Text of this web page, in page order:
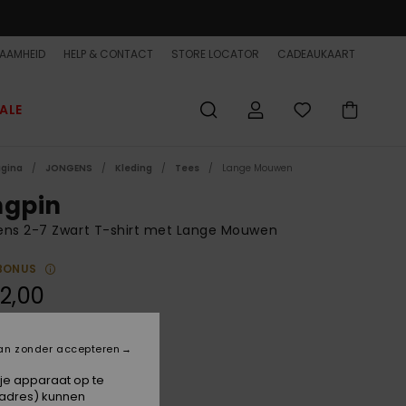
HELP & CONTACT STORE LOCATOR CADEAUKAART
JONGENS Kleding Tees Lange Mouwen
2-7 Zwart T-shirt met Lange Mouwen
apparaat op te
kunnen
zonder accepteren